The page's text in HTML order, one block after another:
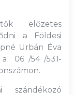
előzetes
a Földesi
Urbán Éva
06 /54 /531-
szándékozó